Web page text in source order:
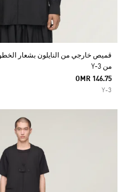
قميص خارجي من النايلون بشعار
من Y-3
OMR 146.75
Y-3